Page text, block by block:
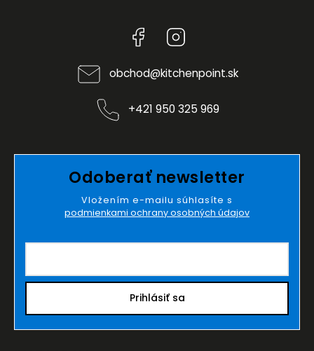
Facebook
obchod@kitchenpoint.sk
+421 950 325 969
Odoberať newsletter
Vložením e-mailu súhlasíte s
podmienkami ochrany osobných údajov
Prihlásiť sa